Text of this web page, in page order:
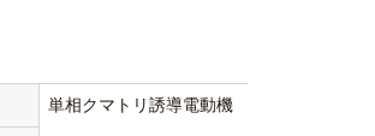
単相クマトリ誘導電動機